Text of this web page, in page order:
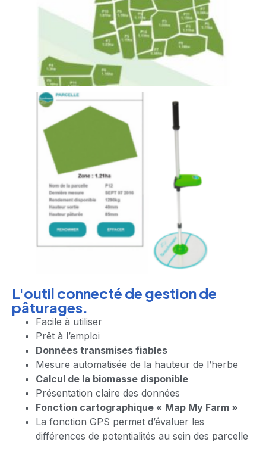
L'outil connecté de gestion de
pâturages.
Facile à utiliser
Prêt à l’emploi
Données transmises fiables
Mesure automatisée de la hauteur de l’herbe
Calcul de la biomasse disponible
Présentation claire des données
Fonction cartographique « Map My Farm »
La fonction GPS permet d’évaluer les
différences de potentialités au sein des parcelle